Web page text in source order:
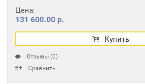
Цена:
131 600.00 р.
Купить
Отзывы (0)
Сравнить